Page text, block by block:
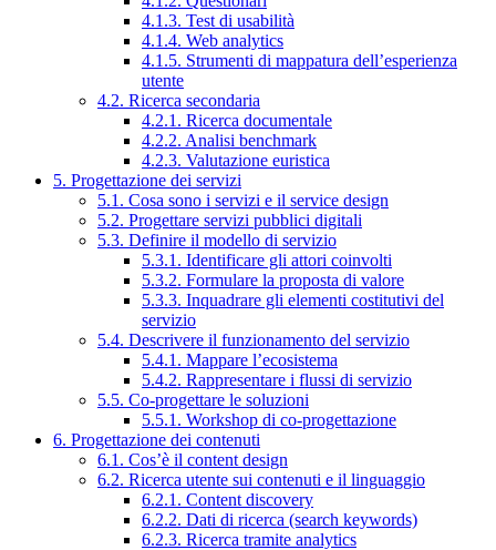
4.1.3. Test di usabilità
4.1.4. Web analytics
4.1.5. Strumenti di mappatura dell’esperienza
utente
4.2. Ricerca secondaria
4.2.1. Ricerca documentale
4.2.2. Analisi benchmark
4.2.3. Valutazione euristica
5. Progettazione dei servizi
5.1. Cosa sono i servizi e il service design
5.2. Progettare servizi pubblici digitali
5.3. Definire il modello di servizio
5.3.1. Identificare gli attori coinvolti
5.3.2. Formulare la proposta di valore
5.3.3. Inquadrare gli elementi costitutivi del
servizio
5.4. Descrivere il funzionamento del servizio
5.4.1. Mappare l’ecosistema
5.4.2. Rappresentare i flussi di servizio
5.5. Co-progettare le soluzioni
5.5.1. Workshop di co-progettazione
6. Progettazione dei contenuti
6.1. Cos’è il content design
6.2. Ricerca utente sui contenuti e il linguaggio
6.2.1. Content discovery
6.2.2. Dati di ricerca (search keywords)
6.2.3. Ricerca tramite analytics